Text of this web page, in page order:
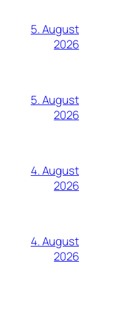
5. August
2026
5. August
2026
4. August
2026
4. August
2026